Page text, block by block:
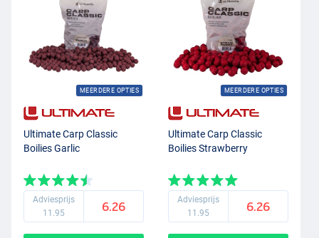
MEERDERE OPTIES
Ultimate Carp Classic
Boilies Garlic
Adviesprijs
11.95
6.26
MEERDERE OPTIES
Ultimate Carp Classic
Boilies Strawberry
Adviesprijs
11.95
6.26